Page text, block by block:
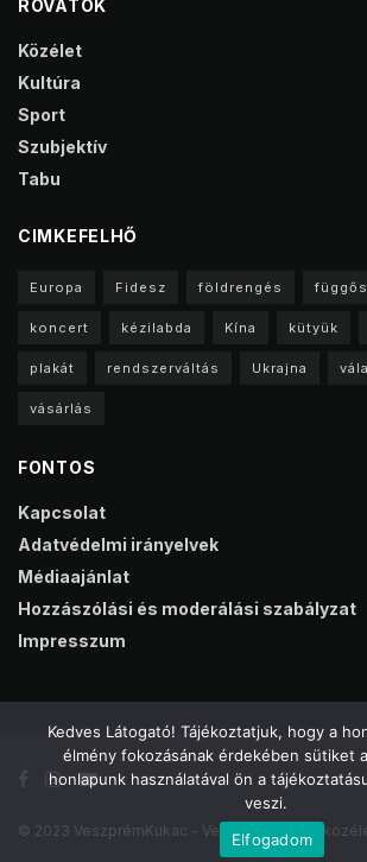
ROVATOK
Közélet
Kultúra
Sport
Szubjektív
Tabu
CIMKEFELHŐ
Europa Fidesz földrengés
koncert kézilabda Kína kütyük
plakát rendszerváltás Ukrajna
vásárlás
FONTOS
Kapcsolat
Adatvédelmi irányelvek
Médiaajánlat
Hozzászólási és moderálási szabályzat
Impresszum
© 2023 VeszprémKukac - Veszprém online
Kedves Látogató! Tájékoztatjuk, hogy a
élmény fokozásának érdekében sütiket
honlapunk használatával ön a
veszi.
Elfogadom